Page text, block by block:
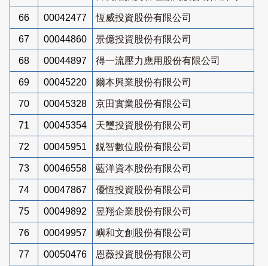
66 00042477 恆威投資股份有限公司
67 00044860 景億投資股份有限公司
68 00044897 得一流壓力應用股份有限公司
69 00045220 爾本興業股份有限公司
70 00045328 京田實業股份有限公司
71 00045354 天璽投資股份有限公司
72 00045951 鋭智數位股份有限公司
73 00046558 藍洋資本股份有限公司
74 00047867 優恆投資股份有限公司
75 00049892 昱翔企業股份有限公司
76 00049957 嶼和文創股份有限公司
77 00050476 恩薇投資股份有限公司